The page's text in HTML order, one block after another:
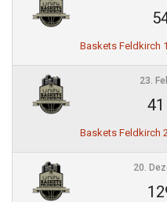
Baskets Feldkirch
23.
41
Baskets Feldkirch
20.